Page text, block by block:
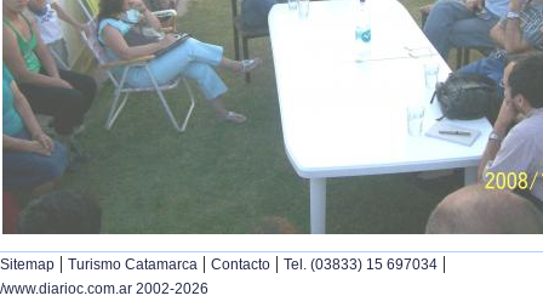
Sitemap | Turismo Catamarca | Contacto | Tel. (03833) 15 697034 |
/www.diarioc.com.ar 2002-2026